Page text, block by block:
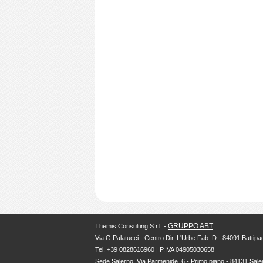
Themis Consulting S.r.l. - GRUPPO ABT
Via G.Palatucci - Centro Dir. L'Urbe Fab. D - 84091
Tel. +39 0828616960 | P.IVA 04905030658
Sede Salerno: Via Parmenide, 6 - Primo piano - 84131